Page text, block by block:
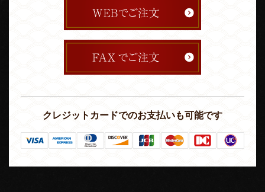
クレジットカードでのお支払いも可能です